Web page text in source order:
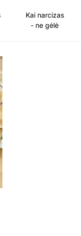
Kai narcizas
- ne gėlė